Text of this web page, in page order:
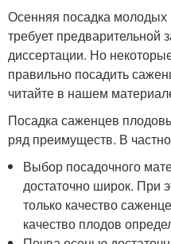
Осенняя посадка
требует предварительной
диссертации. Но
правильно посадить
читайте в нашем
Посадка саженцев
ряд преимуществ. В
Выбор посадочного
достаточно широк. При
только качество
качество плодов